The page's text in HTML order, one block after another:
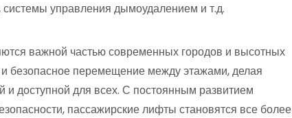
управления дымоудалением и т.д.
важной частью современных городов и высотных
безопасное перемещение между этажами, делая
и доступной для всех. С постоянным развитием
пассажирские лифты становятся все более